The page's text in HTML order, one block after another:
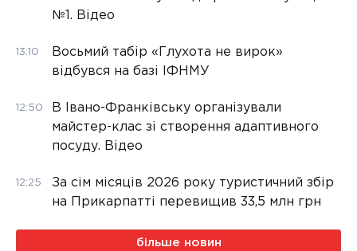
№1. Відео
13:10
Восьмий табір «Глухота не вирок»
відбувся на базі ІФНМУ
12:50
В Івано-Франківську організували
майстер-клас зі створення адаптивного
посуду. Відео
12:25
За сім місяців 2026 року туристичний збір
на Прикарпатті перевищив 33,5 млн грн
більше новин